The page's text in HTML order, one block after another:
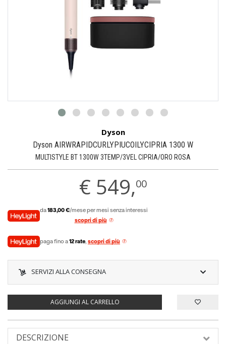
Dyson
Dyson AIRWRAPIDCURLYPIUCOILYCIPRIA 1300 W
MULTISTYLE BT 1300W 3TEMP/3VEL CIPRIA/ORO ROSA
€ 549,00
da183,00 €/mese per mesi senza interessi
scopri di più
paga fino a12 rate, scopri di più
SERVIZI ALLA CONSEGNA
AGGIUNGI AL CARRELLO
DESCRIZIONE